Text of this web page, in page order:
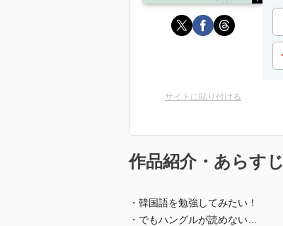
サイトに貼り付ける
作品紹介・あらすじ
・韓国語を勉強してみたい！
・でもハングルが読めない…